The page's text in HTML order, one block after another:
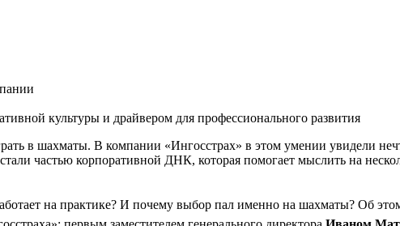
культуры и драйвером для профессионального развития
в шахматы. В компании «Ингосстрах» в этом умении увидели
частью корпоративной ДНК, которая помогает мыслить на
на практике? И почему выбор пал именно на шахматы? Об